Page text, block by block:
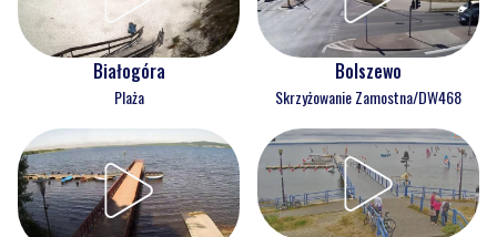
Białogóra
Plaża
Bolszewo
Skrzyżowanie Zamostna/DW468